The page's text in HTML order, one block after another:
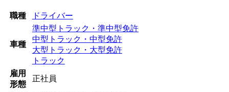
職種 ドライバー
車種
準中型トラック・準中型免許
中型トラック・中型免許
大型トラック・大型免許
トラック
雇用
形態
正社員